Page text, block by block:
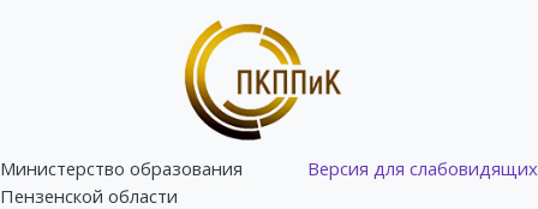
Версия для слабовидящих
Министерство образования
Пензенской области